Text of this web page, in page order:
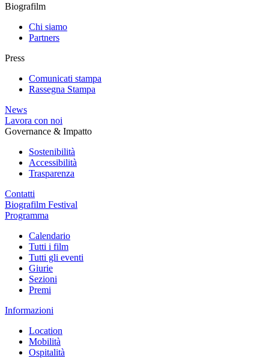
Biografilm
Chi siamo
Partners
Press
Comunicati stampa
Rassegna Stampa
News
Lavora con noi
Governance & Impatto
Sostenibilità
Accessibilità
Trasparenza
Contatti
Biografilm Festival
Programma
Calendario
Tutti i film
Tutti gli eventi
Giurie
Sezioni
Premi
Informazioni
Location
Mobilità
Ospitalità